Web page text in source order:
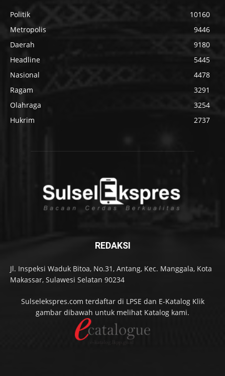
Politik
10160
Metropolis
9446
Daerah
9180
Headline
5445
Nasional
4478
Ragam
3291
Olahraga
3254
Hukrim
2737
REDAKSI
Jl. Inspeksi Waduk Bitoa, No.31, Antang, Kec. Manggala, Kota
Makassar, Sulawesi Selatan 90234
Sulselekspres.com terdaftar di LPSE dan E-Katalog Klik
gambar dibawah untuk melihat Katalog kami.